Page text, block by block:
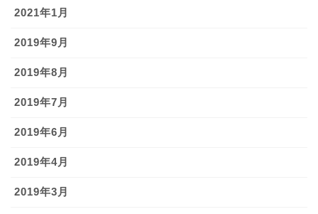
2021年1月
2019年9月
2019年8月
2019年7月
2019年6月
2019年4月
2019年3月